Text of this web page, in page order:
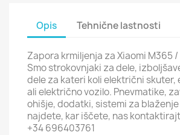
Opis Tehnične lastnosti
Zapora krmiljenja za Xiaomi M365
Smo strokovnjaki za dele,
dele za kateri koli električni skuter,
ali električno vozilo. Pnevmatike,
ohišje, dodatki, sistemi za
najdete, kar iščete, nas
+34 696403761